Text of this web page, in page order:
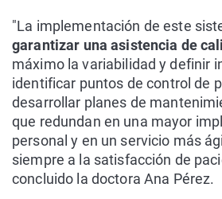
"La implementación de este
garantizar una asistencia de
máximo la variabilidad y definir
identificar puntos de control de
desarrollar planes de
que redundan en una mayor
personal y en un servicio más
siempre a la satisfacción de
concluido la doctora Ana Pérez.